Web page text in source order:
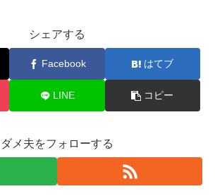
シェアする
Facebook はてブ
LINE コピー
ダメ夫をフォローする